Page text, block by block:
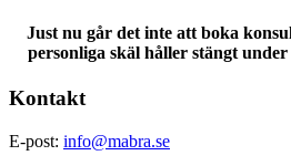
Just nu går det inte att boka
personliga skäl håller stängt
Kontakt
E-post: info@mabra.se